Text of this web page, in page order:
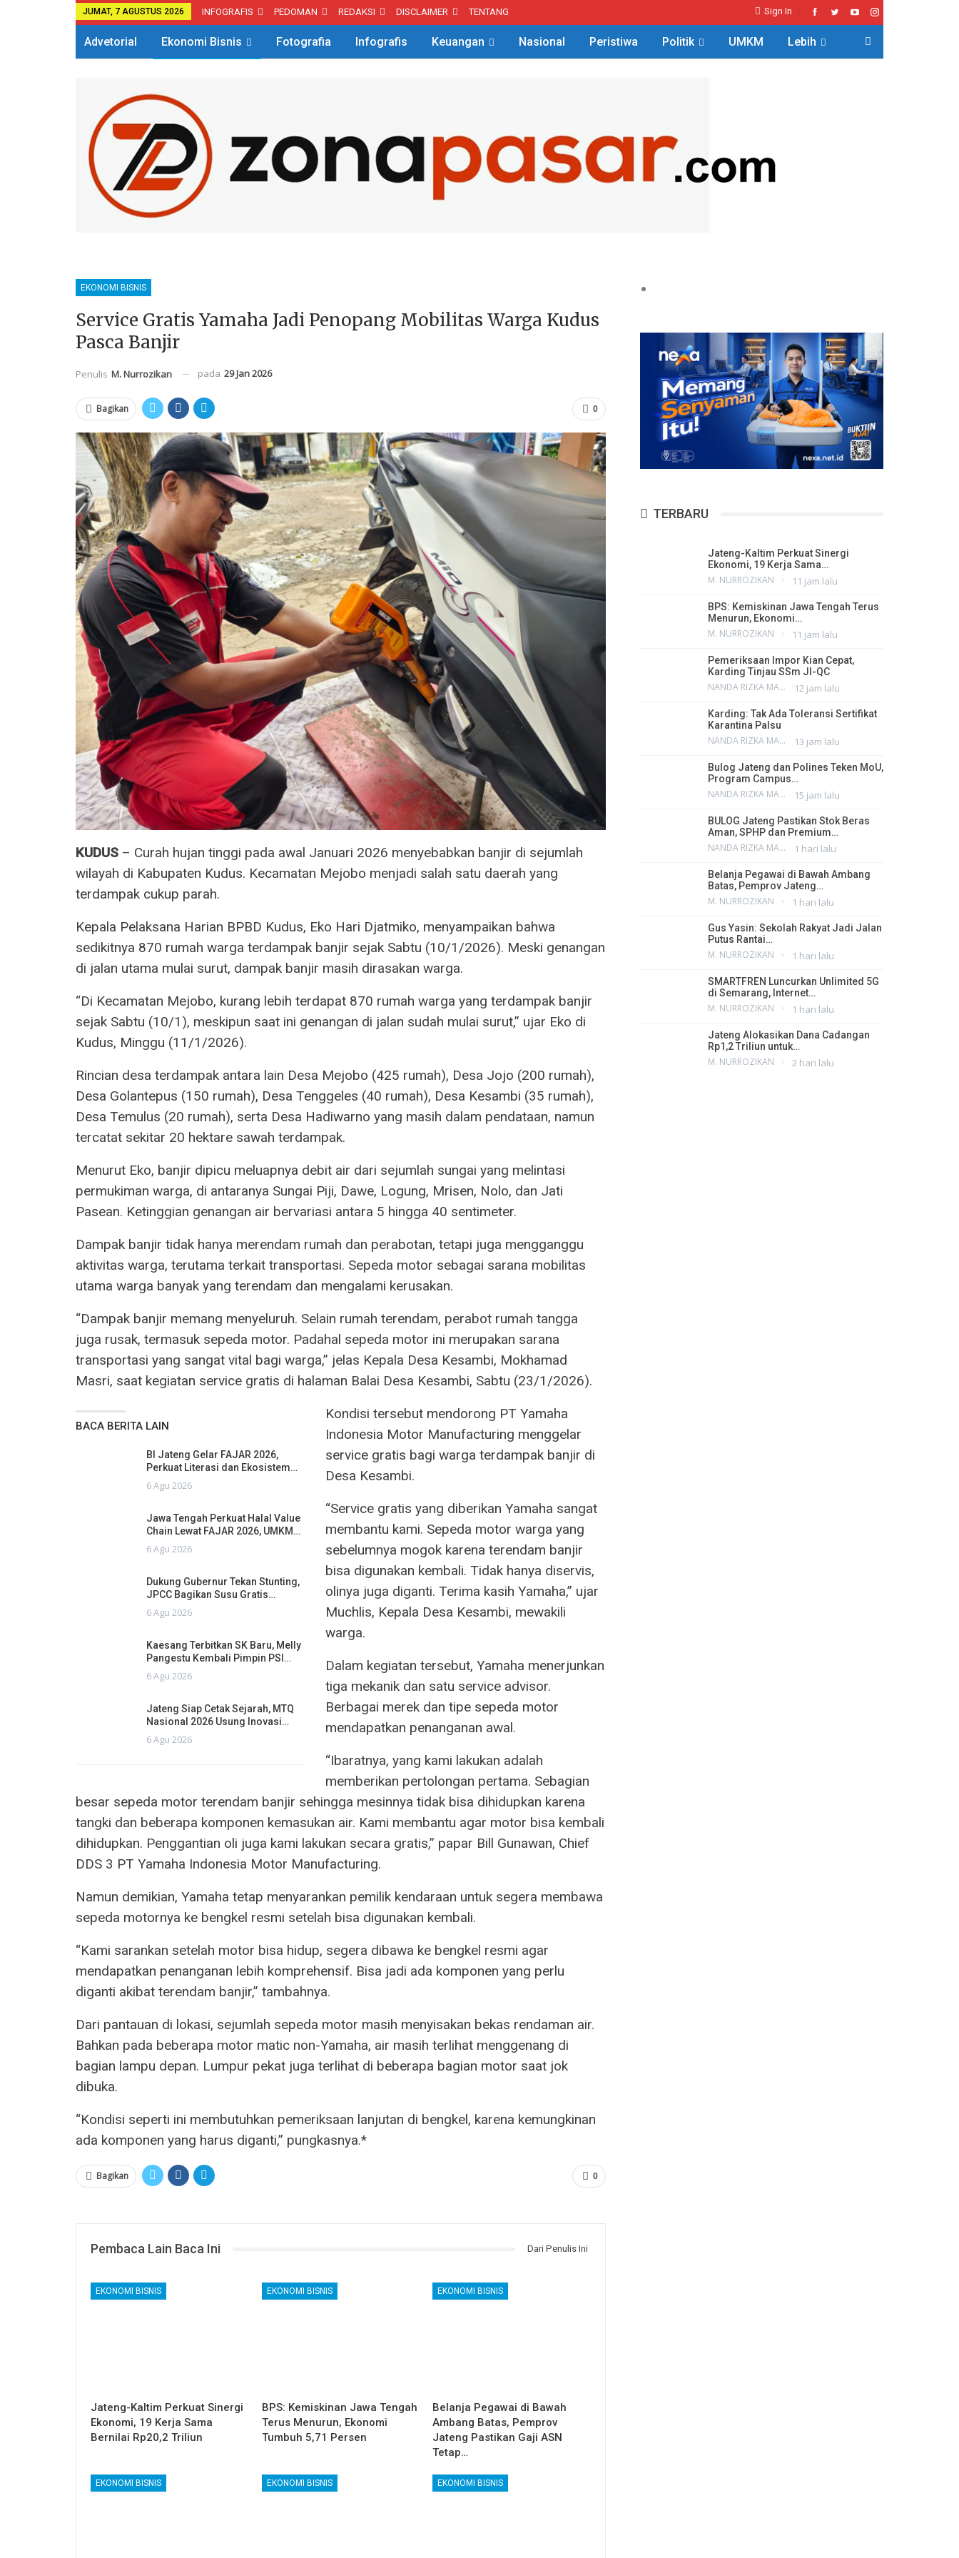
Sign In
JUMAT, 7 AGUSTUS 2026 INFOGRAFIS PEDOMAN REDAKSI DISCLAIMER TENTANG
Advetorial Ekonomi Bisnis Fotografia Infografis Keuangan Nasional Peristiwa Politik UMKM Lebih
EKONOMI BISNIS
Service Gratis Yamaha Jadi Penopang Mobilitas Warga Kudus
Pasca Banjir
Penulis M. Nurrozikan pada 29 Jan 2026
0
Bagikan
KUDUS – Curah hujan tinggi pada awal Januari 2026 menyebabkan banjir di sejumlah
wilayah di Kabupaten Kudus. Kecamatan Mejobo menjadi salah satu daerah yang
terdampak cukup parah.
Kepala Pelaksana Harian BPBD Kudus, Eko Hari Djatmiko, menyampaikan bahwa
sedikitnya 870 rumah warga terdampak banjir sejak Sabtu (10/1/2026). Meski genangan
di jalan utama mulai surut, dampak banjir masih dirasakan warga.
“Di Kecamatan Mejobo, kurang lebih terdapat 870 rumah warga yang terdampak banjir
sejak Sabtu (10/1), meskipun saat ini genangan di jalan sudah mulai surut,” ujar Eko di
Kudus, Minggu (11/1/2026).
Rincian desa terdampak antara lain Desa Mejobo (425 rumah), Desa Jojo (200 rumah),
Desa Golantepus (150 rumah), Desa Tenggeles (40 rumah), Desa Kesambi (35 rumah),
Desa Temulus (20 rumah), serta Desa Hadiwarno yang masih dalam pendataan, namun
tercatat sekitar 20 hektare sawah terdampak.
Menurut Eko, banjir dipicu meluapnya debit air dari sejumlah sungai yang melintasi
permukiman warga, di antaranya Sungai Piji, Dawe, Logung, Mrisen, Nolo, dan Jati
Pasean. Ketinggian genangan air bervariasi antara 5 hingga 40 sentimeter.
Dampak banjir tidak hanya merendam rumah dan perabotan, tetapi juga mengganggu
aktivitas warga, terutama terkait transportasi. Sepeda motor sebagai sarana mobilitas
utama warga banyak yang terendam dan mengalami kerusakan.
“Dampak banjir memang menyeluruh. Selain rumah terendam, perabot rumah tangga
juga rusak, termasuk sepeda motor. Padahal sepeda motor ini merupakan sarana
transportasi yang sangat vital bagi warga,” jelas Kepala Desa Kesambi, Mokhamad
Masri, saat kegiatan service gratis di halaman Balai Desa Kesambi, Sabtu (23/1/2026).
BACA BERITA LAIN
BI Jateng Gelar FAJAR 2026,
Perkuat Literasi dan Ekosistem…
6 Agu 2026
Jawa Tengah Perkuat Halal Value
Chain Lewat FAJAR 2026, UMKM…
6 Agu 2026
Dukung Gubernur Tekan Stunting,
JPCC Bagikan Susu Gratis…
6 Agu 2026
Kaesang Terbitkan SK Baru, Melly
Pangestu Kembali Pimpin PSI…
6 Agu 2026
Jateng Siap Cetak Sejarah, MTQ
Nasional 2026 Usung Inovasi…
6 Agu 2026
Kondisi tersebut mendorong PT Yamaha
Indonesia Motor Manufacturing menggelar
service gratis bagi warga terdampak banjir di
Desa Kesambi.
“Service gratis yang diberikan Yamaha sangat
membantu kami. Sepeda motor warga yang
sebelumnya mogok karena terendam banjir
bisa digunakan kembali. Tidak hanya diservis,
olinya juga diganti. Terima kasih Yamaha,” ujar
Muchlis, Kepala Desa Kesambi, mewakili
warga.
Dalam kegiatan tersebut, Yamaha menerjunkan
tiga mekanik dan satu service advisor.
Berbagai merek dan tipe sepeda motor
mendapatkan penanganan awal.
“Ibaratnya, yang kami lakukan adalah
memberikan pertolongan pertama. Sebagian
besar sepeda motor terendam banjir sehingga mesinnya tidak bisa dihidupkan karena
tangki dan beberapa komponen kemasukan air. Kami membantu agar motor bisa kembali
dihidupkan. Penggantian oli juga kami lakukan secara gratis,” papar Bill Gunawan, Chief
DDS 3 PT Yamaha Indonesia Motor Manufacturing.
Namun demikian, Yamaha tetap menyarankan pemilik kendaraan untuk segera membawa
sepeda motornya ke bengkel resmi setelah bisa digunakan kembali.
“Kami sarankan setelah motor bisa hidup, segera dibawa ke bengkel resmi agar
mendapatkan penanganan lebih komprehensif. Bisa jadi ada komponen yang perlu
diganti akibat terendam banjir,” tambahnya.
Dari pantauan di lokasi, sejumlah sepeda motor masih menyisakan bekas rendaman air.
Bahkan pada beberapa motor matic non-Yamaha, air masih terlihat menggenang di
bagian lampu depan. Lumpur pekat juga terlihat di beberapa bagian motor saat jok
dibuka.
“Kondisi seperti ini membutuhkan pemeriksaan lanjutan di bengkel, karena kemungkinan
ada komponen yang harus diganti,” pungkasnya.*
0
Bagikan
Pembaca Lain Baca Ini Dari Penulis Ini
EKONOMI BISNIS
Jateng-Kaltim Perkuat Sinergi
Ekonomi, 19 Kerja Sama
Bernilai Rp20,2 Triliun
EKONOMI BISNIS
BPS: Kemiskinan Jawa Tengah
Terus Menurun, Ekonomi
Tumbuh 5,71 Persen
EKONOMI BISNIS
Belanja Pegawai di Bawah
Ambang Batas, Pemprov
Jateng Pastikan Gaji ASN
Tetap…
EKONOMI BISNIS EKONOMI BISNIS EKONOMI BISNIS
TERBARU
Jateng-Kaltim Perkuat Sinergi
Ekonomi, 19 Kerja Sama…
M. NURROZIKAN 11 jam lalu
BPS: Kemiskinan Jawa Tengah Terus
Menurun, Ekonomi…
M. NURROZIKAN 11 jam lalu
Pemeriksaan Impor Kian Cepat,
Karding Tinjau SSm JI-QC
NANDA RIZKA MAHENDRA 12 jam lalu
Karding: Tak Ada Toleransi Sertifikat
Karantina Palsu
NANDA RIZKA MAHENDRA 13 jam lalu
Bulog Jateng dan Polines Teken MoU,
Program Campus…
NANDA RIZKA MAHENDRA 15 jam lalu
BULOG Jateng Pastikan Stok Beras
Aman, SPHP dan Premium…
NANDA RIZKA MAHENDRA 1 hari lalu
Belanja Pegawai di Bawah Ambang
Batas, Pemprov Jateng…
M. NURROZIKAN 1 hari lalu
Gus Yasin: Sekolah Rakyat Jadi Jalan
Putus Rantai…
M. NURROZIKAN 1 hari lalu
SMARTFREN Luncurkan Unlimited 5G
di Semarang, Internet…
M. NURROZIKAN 1 hari lalu
Jateng Alokasikan Dana Cadangan
Rp1,2 Triliun untuk…
M. NURROZIKAN 2 hari lalu